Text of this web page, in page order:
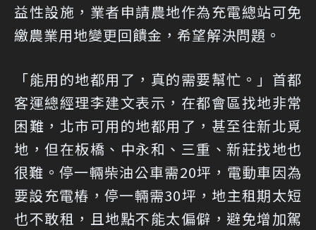
益性設施，業者申請農地作為充電總站可免
繳農業用地變更回饋金，希望解決問題。
「能用的地都用了，真的需要幫忙。」首都
客運總經理李建文表示，在都會區找地非常
困難，北市可用的地都用了，甚至往新北覓
地，但在板橋、中永和、三重、新莊找地也
很難。停一輛柴油公車需20坪，電動車因為
要設充電樁，停一輛需30坪，地主租期太短
也不敢租，且地點不能太偏僻，避免增加駕